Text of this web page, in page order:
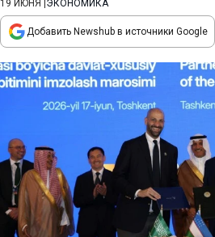
19 ИЮНЯ ЭКОНОМИКА
Добавить Newshub в источники Google